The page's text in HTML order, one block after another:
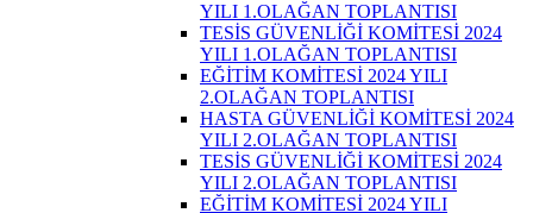
YILI 1.OLAĞAN TOPLANTISI
TESİS GÜVENLİĞİ KOMİTESİ 2024
YILI 1.OLAĞAN TOPLANTISI
EĞİTİM KOMİTESİ 2024 YILI
2.OLAĞAN TOPLANTISI
HASTA GÜVENLİĞİ KOMİTESİ 2024
YILI 2.OLAĞAN TOPLANTISI
TESİS GÜVENLİĞİ KOMİTESİ 2024
YILI 2.OLAĞAN TOPLANTISI
EĞİTİM KOMİTESİ 2024 YILI